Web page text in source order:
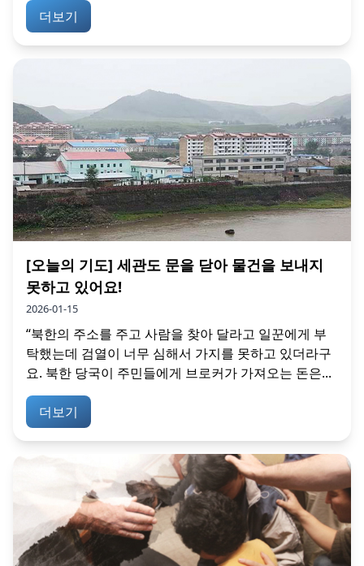
더보기
[오늘의 기도] 세관도 문을 닫아 물건을 보내지
못하고 있어요!
2026-01-15
“북한의 주소를 주고 사람을 찾아 달라고 일꾼에게 부
탁했는데 검열이 너무 심해서 가지를 못하고 있더라구
요. 북한 당국이 주민들에게 브로커가 가져오는 돈은...
더보기